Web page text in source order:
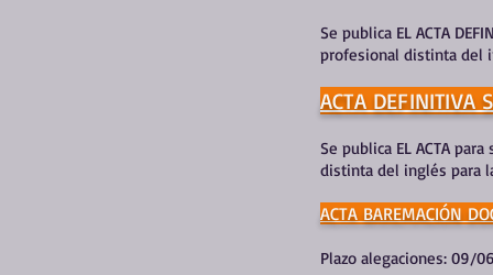
Se publica EL ACTA
profesional distinta del
ACTA DEFINITIVA
Se publica EL ACTA
distinta del inglés para
ACTA BAREMACIÓN
Plazo alegaciones: 09/